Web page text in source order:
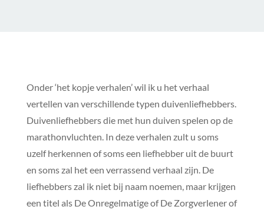
Onder ‘het kopje verhalen’ wil ik u het verhaal
vertellen van verschillende typen duivenliefhebbers.
Duivenliefhebbers die met hun duiven spelen op de
marathonvluchten. In deze verhalen zult u soms
uzelf herkennen of soms een liefhebber uit de buurt
en soms zal het een verrassend verhaal zijn. De
liefhebbers zal ik niet bij naam noemen, maar krijgen
een titel als De Onregelmatige of De Zorgverlener of